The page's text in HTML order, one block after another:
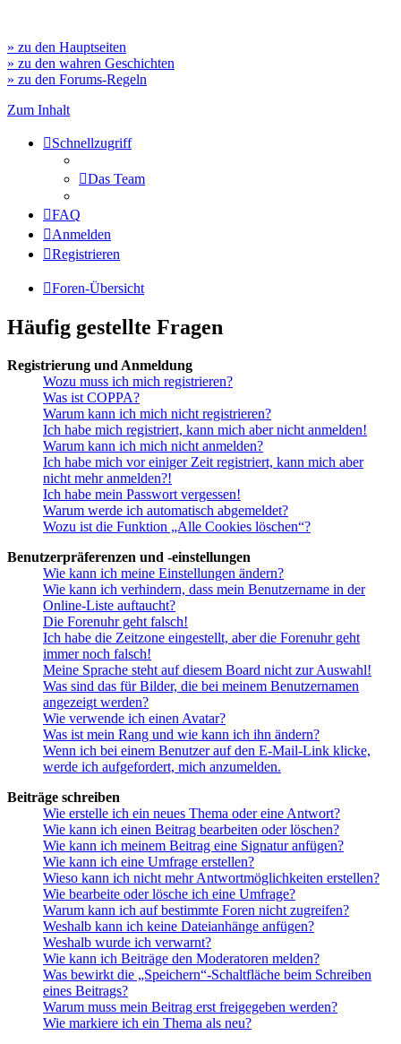
» zu den Hauptseiten
» zu den wahren Geschichten
» zu den Forums-Regeln
Zum Inhalt
Schnellzugriff
Das Team
FAQ
Anmelden
Registrieren
Foren-Übersicht
Häufig gestellte Fragen
Registrierung und Anmeldung
Wozu muss ich mich registrieren?
Was ist COPPA?
Warum kann ich mich nicht registrieren?
Ich habe mich registriert, kann mich aber nicht anmelden!
Warum kann ich mich nicht anmelden?
Ich habe mich vor einiger Zeit registriert, kann mich aber
nicht mehr anmelden?!
Ich habe mein Passwort vergessen!
Warum werde ich automatisch abgemeldet?
Wozu ist die Funktion „Alle Cookies löschen“?
Benutzerpräferenzen und -einstellungen
Wie kann ich meine Einstellungen ändern?
Wie kann ich verhindern, dass mein Benutzername in der
Online-Liste auftaucht?
Die Forenuhr geht falsch!
Ich habe die Zeitzone eingestellt, aber die Forenuhr geht
immer noch falsch!
Meine Sprache steht auf diesem Board nicht zur Auswahl!
Was sind das für Bilder, die bei meinem Benutzernamen
angezeigt werden?
Wie verwende ich einen Avatar?
Was ist mein Rang und wie kann ich ihn ändern?
Wenn ich bei einem Benutzer auf den E-Mail-Link klicke,
werde ich aufgefordert, mich anzumelden.
Beiträge schreiben
Wie erstelle ich ein neues Thema oder eine Antwort?
Wie kann ich einen Beitrag bearbeiten oder löschen?
Wie kann ich meinem Beitrag eine Signatur anfügen?
Wie kann ich eine Umfrage erstellen?
Wieso kann ich nicht mehr Antwortmöglichkeiten erstellen?
Wie bearbeite oder lösche ich eine Umfrage?
Warum kann ich auf bestimmte Foren nicht zugreifen?
Weshalb kann ich keine Dateianhänge anfügen?
Weshalb wurde ich verwarnt?
Wie kann ich Beiträge den Moderatoren melden?
Was bewirkt die „Speichern“-Schaltfläche beim Schreiben
eines Beitrags?
Warum muss mein Beitrag erst freigegeben werden?
Wie markiere ich ein Thema als neu?